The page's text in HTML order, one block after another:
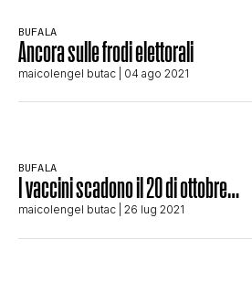
CONTATTI
CHI SIAMO
BUFALA
Ancora sulle frodi elettorali
maicolengel butac | 04 ago 2021
BUFALA
I vaccini scadono il 20 di ottobre…
maicolengel butac | 26 lug 2021